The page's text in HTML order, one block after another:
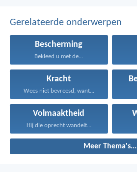
Gerelateerde onderwerpen
Bescherming
Bekleed u met de...
Kracht
Wees niet bevreesd, want...
Volmaaktheid
Hij die oprecht wandelt...
Meer Thema's...